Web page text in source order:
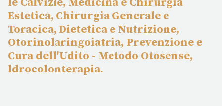
le Calvizie, Medicina e Chirurgia
Estetica, Chirurgia Generale e
Toracica, Dietetica e Nutrizione,
Otorinolaringoiatria, Prevenzione e
Cura dell'Udito - Metodo Otosense,
ldrocolonterapia.